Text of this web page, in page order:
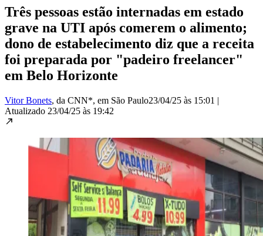
Três pessoas estão internadas em estado
grave na UTI após comerem o alimento;
dono de estabelecimento diz que a receita
foi preparada por "padeiro freelancer"
em Belo Horizonte
Vitor Bonets, da CNN*, em São Paulo23/04/25 às 15:01 |
Atualizado 23/04/25 às 19:42